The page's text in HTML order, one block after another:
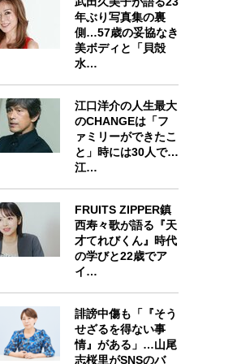
年ぶり写真集の裏
側…57歳の妥協なき
美ボディと「貝殻
水…
江口洋介の人生最大
のCHANGEは「フ
ァミリーができたこ
と」時には30人で…
江…
FRUITS ZIPPER鎮
西寿々歌が語る『天
才てれびくん』時代
の学びと22歳でア
イ…
誹謗中傷も「『そう
せざるを得ない事
情』がある」…山尾
志桜里がSNSのバ